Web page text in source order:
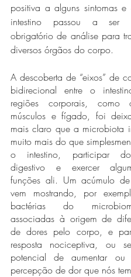
positiva a alguns sintomas
intestino passou a ser
obrigatório de análise para
diversos órgãos do corpo.
A descoberta de “eixos” de
bidirecional entre o
regiões corporais, como
músculos e fígado, foi
mais claro que a microbiota
muito mais do que
o intestino, participar
digestivo e exercer
funções ali. Um acúmulo
vem mostrando, por
bactérias do
associadas à origem de
de dores pelo corpo, e
resposta nociceptiva, ou
potencial de aumentar
percepção de dor que nós